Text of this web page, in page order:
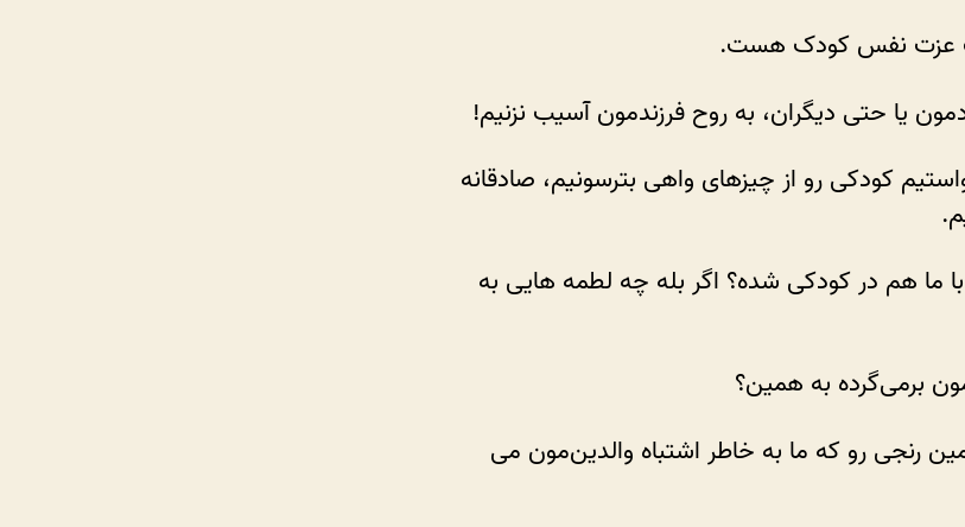
عزت نفس کودک هست.
یا حتی دیگران، به روح فرزندمون آسیب نزنیم!
کودکی رو از چیزهای واهی بترسونیم، صادقانه
با ما هم در کودکی شده؟ اگر بله چه لطمه هایی به
برمی‌گرده به همین؟
رنجی رو که ما به خاطر اشتباه والدین‌مون می